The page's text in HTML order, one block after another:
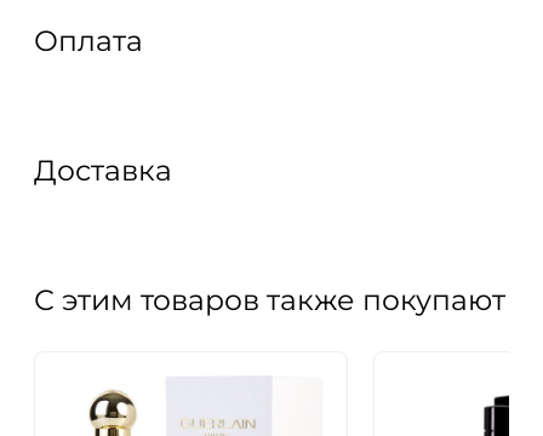
Оплата
Доставка
С этим товаров также покупают